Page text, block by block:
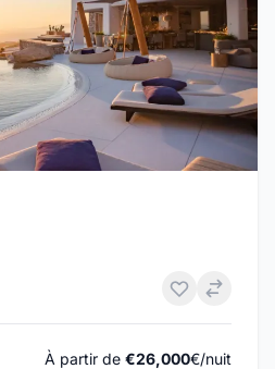
À partir de €26,000€/nuit